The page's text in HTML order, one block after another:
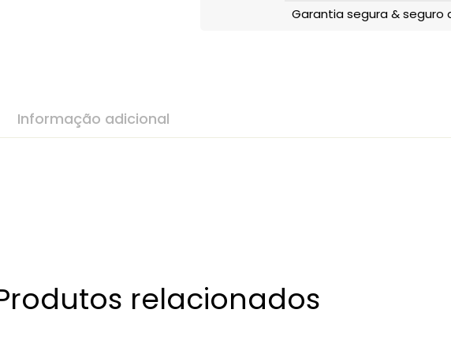
Garantia segura & seguro
Informação adicional
relacionados